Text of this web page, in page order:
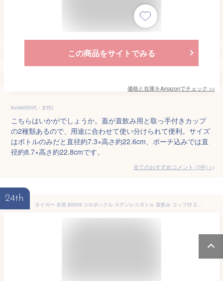
この商品をサイトでみる
価格と在庫をAmazonでチェック >>
kuraki(50代・女性)
こちらはいかがでしょうか。蓋が直飲み用と取っ手付きカップ
の2種類あるので、用途に合わせて使い分けられて便利。サイズ
はボトルのみだと直径約7.3×高さ約22.6cm、ポーチ込みでは直
径約8.7×高さ約22.8cmです。
全てのおすすめコメント (1件) >
24th
タイガー 水筒 800ml コロボックル ステンレスボトル 直飲み コップ付 2WAY ドングリ MBR-H08GGD